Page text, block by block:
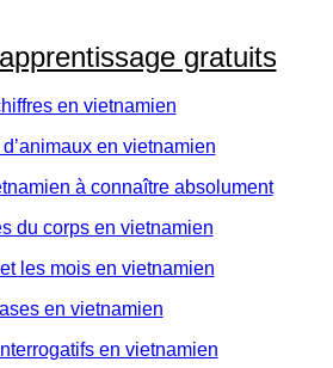
gratuits
en vietnamien
d’animaux en vietnamien
à connaître absolument
du corps en vietnamien
les mois en vietnamien
en vietnamien
en vietnamien